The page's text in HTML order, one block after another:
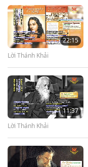
22:15
Lời Thánh Khải
11:37
Lời Thánh Khải